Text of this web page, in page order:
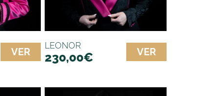
VER
LEONOR
230,00€ VER